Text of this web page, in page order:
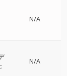
N/A
N/A